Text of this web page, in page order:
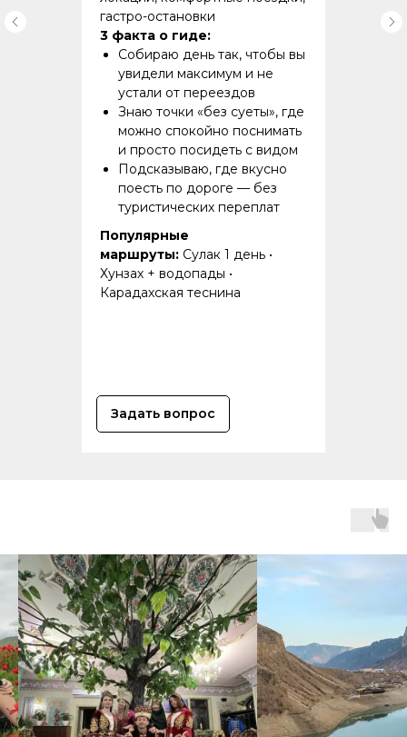
гастро-остановки
3 факта о гиде:
Собираю день так, чтобы вы
увидели максимум и не
устали от переездов
Знаю точки «без суеты», где
можно спокойно поснимать
и просто посидеть с видом
Подсказываю, где вкусно
поесть по дороге — без
туристических переплат
Популярные
маршруты: Сулак 1 день •
Хунзах + водопады •
Карадахская теснина
Задать вопрос